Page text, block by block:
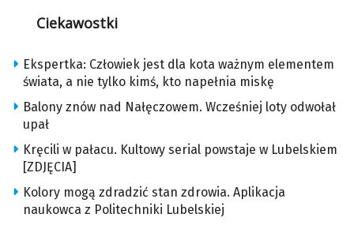
Ciekawostki
Ekspertka: Człowiek jest dla kota ważnym elementem
świata, a nie tylko kimś, kto napełnia miskę
Balony znów nad Nałęczowem. Wcześniej loty odwołał
upał
Kręcili w pałacu. Kultowy serial powstaje w Lubelskiem
[ZDJĘCIA]
Kolory mogą zdradzić stan zdrowia. Aplikacja
naukowca z Politechniki Lubelskiej